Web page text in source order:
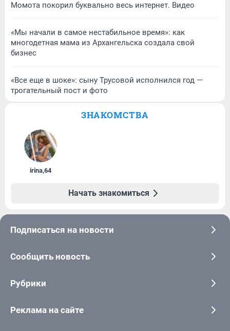
Момота покорил буквально весь интернет. Видео
«Мы начали в самое нестабильное время»: как
многодетная мама из Архангельска создала свой
бизнес
«Все еще в шоке»: сыну Трусовой исполнился год —
трогательный пост и фото
ЗНАКОМСТВА
irina,64
Начать знакомиться
Подписаться на новости
Сообщить новость
Рубрики
Реклама на сайте